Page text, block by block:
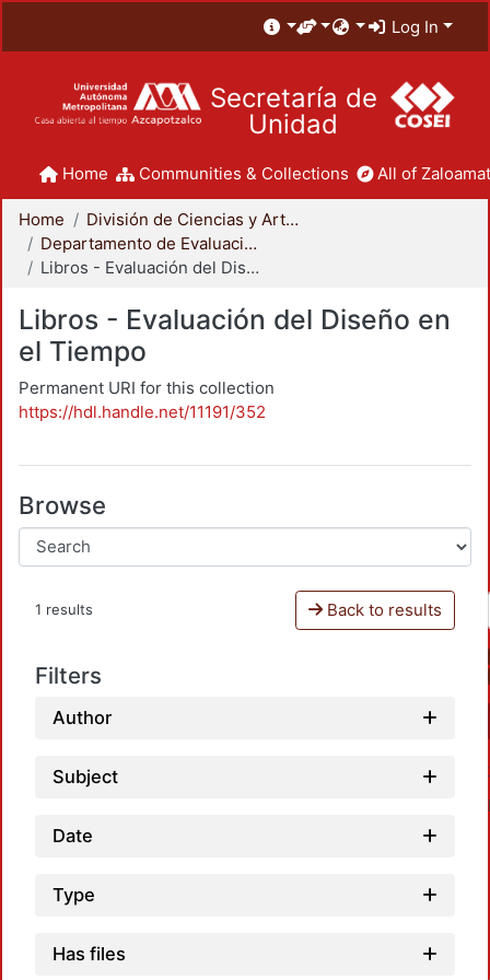
Log In
Secretaría de
Unidad
Home Communities & Collections All of
Home
División de Ciencias y Artes para el Diseño
Departamento de Evaluación del Diseño en el Tiempo
Libros - Evaluación del Diseño en el Tiempo
Libros - Evaluación del Diseño en
el Tiempo
Permanent URI for this collection
https://hdl.handle.net/11191/352
Browse
1 results Back to results
Filters
Author
Subject
Date
Type
Has files